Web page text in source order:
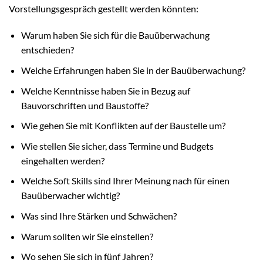
Vorstellungsgespräch gestellt werden könnten:
Warum haben Sie sich für die Bauüberwachung
entschieden?
Welche Erfahrungen haben Sie in der Bauüberwachung?
Welche Kenntnisse haben Sie in Bezug auf
Bauvorschriften und Baustoffe?
Wie gehen Sie mit Konflikten auf der Baustelle um?
Wie stellen Sie sicher, dass Termine und Budgets
eingehalten werden?
Welche Soft Skills sind Ihrer Meinung nach für einen
Bauüberwacher wichtig?
Was sind Ihre Stärken und Schwächen?
Warum sollten wir Sie einstellen?
Wo sehen Sie sich in fünf Jahren?